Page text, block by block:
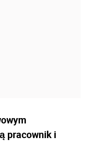
pracownik i